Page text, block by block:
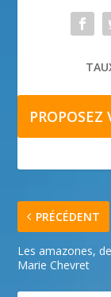
PRÉCÉDENT
Les amazones,
Marie Chevret